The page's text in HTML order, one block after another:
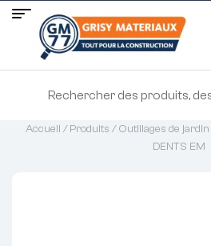
Accueil /Produits /Outillages de jardin
DENTS EM